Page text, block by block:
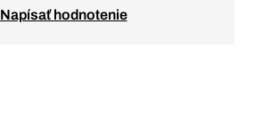
Napísať hodnotenie